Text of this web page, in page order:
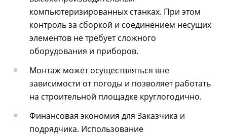
компьютеризированных станках. При этом
контроль за сборкой и соединением несущих
элементов не требует сложного
оборудования и приборов.
Монтаж может осуществляться вне
зависимости от погоды и позволяет работать
на строительной площадке круглогодично.
Финансовая экономия для Заказчика и
подрядчика. Использование